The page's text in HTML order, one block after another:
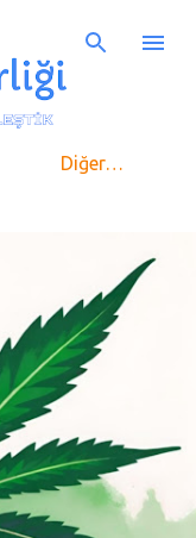
Diğer…